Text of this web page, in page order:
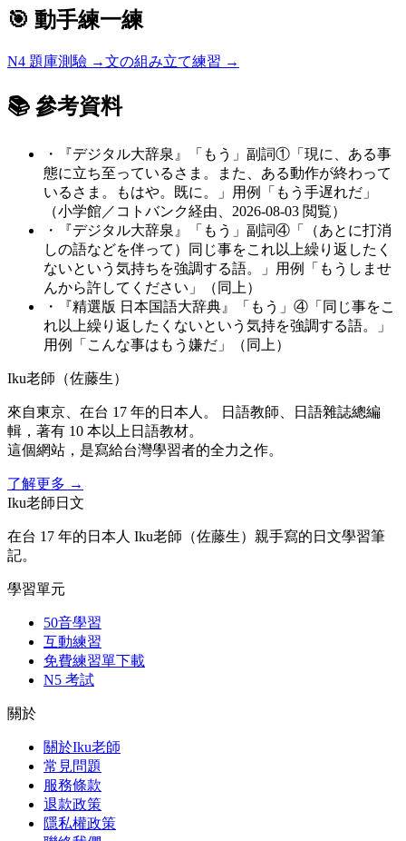
🎯 動手練一練
N4 題庫測驗 →文の組み立て練習 →
📚 參考資料
・
『デジタル大辞泉』「もう」副詞①「現に、ある事
態に立ち至っているさま。また、ある動作が終わって
いるさま。もはや。既に。」用例「もう手遅れだ」
（小学館／コトバンク経由、2026-08-03 閲覧）
・
『デジタル大辞泉』「もう」副詞④「（あとに打消
しの語などを伴って）同じ事をこれ以上繰り返したく
ないという気持ちを強調する語。」用例「もうしませ
んから許してください」（同上）
・
『精選版 日本国語大辞典』「もう」④「同じ事をこ
れ以上繰り返したくないという気持を強調する語。」
用例「こんな事はもう嫌だ」（同上）
Iku老師（佐藤生）
來自東京、在台 17 年的日本人。 日語教師、日語雜誌總編
輯，著有 10 本以上日語教材。
這個網站，是寫給台灣學習者的全力之作。
了解更多 →
Iku老師日文
在台 17 年的日本人 Iku老師（佐藤生）親手寫的日文學習筆
記。
學習單元
50音學習
互動練習
免費練習單下載
N5 考試
關於
關於Iku老師
常見問題
服務條款
退款政策
隱私權政策